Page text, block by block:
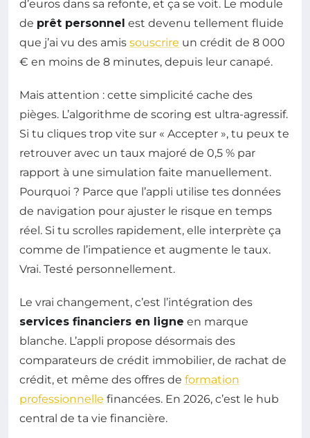
d’euros dans sa refonte, et ça se voit. Le module
de prêt personnel est devenu tellement fluide
que j’ai vu des amis souscrire un crédit de 8 000
€ en moins de 8 minutes, depuis leur canapé.
Mais attention : cette simplicité cache des
pièges. L’algorithme de scoring est ultra-agressif.
Si tu cliques trop vite sur « Accepter », tu peux te
retrouver avec un taux majoré de 0,5 % par
rapport à une simulation faite manuellement.
Pourquoi ? Parce que l’appli utilise tes données
de navigation pour ajuster le risque en temps
réel. Si tu scrolles rapidement, elle interprète ça
comme de l’impatience et augmente le taux.
Vrai. Testé personnellement.
Le vrai changement, c’est l’intégration des
services financiers en ligne en marque
blanche. L’appli propose désormais des
comparateurs de crédit immobilier, de rachat de
crédit, et même des offres de formation
professionnelle financées. En 2026, c’est le hub
central de ta vie financière.